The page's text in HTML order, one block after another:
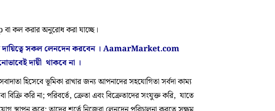
বা কল করার অনুরোধ করা যাচ্ছে।
সকল লেনদেন করবেন । AamarMarket.com
দায়ী থাকবে না ।
হিসেবে ভূমিকা রাখার জন্য আপনাদের সহযোগিতা সর্বদা কাম্য
করি না; পরিবর্তে, ক্রেতা এবং বিক্রেতাদের সংযুক্ত করি, যাতে